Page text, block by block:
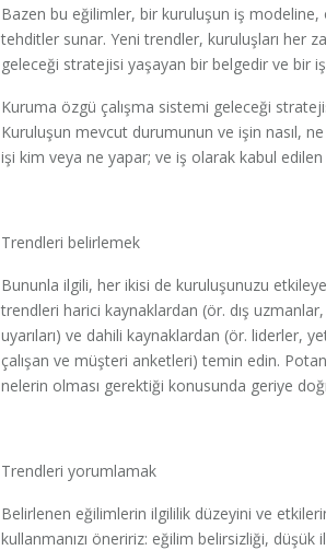
Bazen bu eğilimler, bir kuruluşun iş
tehditler sunar. Yeni trendler, kuruluşları her
geleceği stratejisi yaşayan bir belgedir ve bir
Kuruma özgü çalışma sistemi geleceği
Kuruluşun mevcut durumunun ve işin nasıl,
işi kim veya ne yapar; ve iş olarak kabul
Trendleri belirlemek
Bununla ilgili, her ikisi de kuruluşunuzu
trendleri harici kaynaklardan (ör. dış
uyarıları) ve dahili kaynaklardan (ör. liderler,
çalışan ve müşteri anketleri) temin edin.
nelerin olması gerektiği konusunda geriye
Trendleri yorumlamak
Belirlenen eğilimlerin ilgililik düzeyini ve
kullanmanızı öneririz: eğilim belirsizliği,